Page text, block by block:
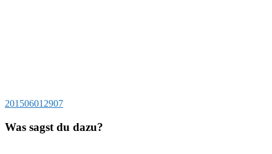
Beitragsnavigation
Vorheriger
201506012907
Was sagst du dazu?